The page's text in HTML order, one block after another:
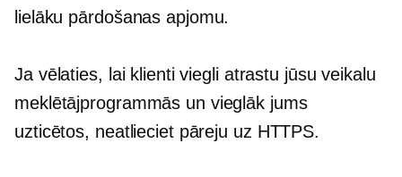
lielāku pārdošanas apjomu.
Ja vēlaties, lai klienti viegli atrastu jūsu veikalu
meklētājprogrammās un vieglāk jums
uzticētos, neatlieciet pāreju uz HTTPS.